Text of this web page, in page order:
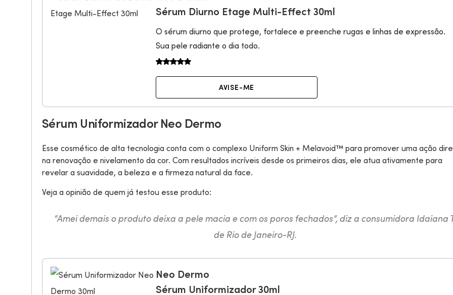
Sérum Diurno Etage Multi-Effect 30ml
O sérum diurno que protege, fortalece e preenche rugas e linhas de expressão.
Sua pele radiante o dia todo.
AVISE-ME
Sérum Uniformizador Neo Dermo
Esse cosmético de alta tecnologia conta com o complexo Uniform Skin + Melavoid™ para promover uma ação
na renovação e nivelamento da cor. Com resultados incríveis desde os primeiros dias, ele atua ativamente para
revelar a suavidade, a beleza e a firmeza natural da face.
Veja a opinião de quem já testou esse produto:
“Amei demais o produto deixa a pele macia e com os poros fechados”, diz a consumidora Idaiana
de Rio de Janeiro-RJ.
Neo Dermo
Sérum Uniformizador 30ml